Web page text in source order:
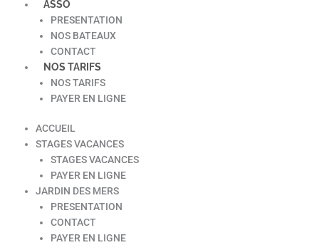
ASSO
PRESENTATION
NOS BATEAUX
CONTACT
NOS TARIFS
NOS TARIFS
PAYER EN LIGNE
ACCUEIL
STAGES VACANCES
STAGES VACANCES
PAYER EN LIGNE
JARDIN DES MERS
PRESENTATION
CONTACT
PAYER EN LIGNE